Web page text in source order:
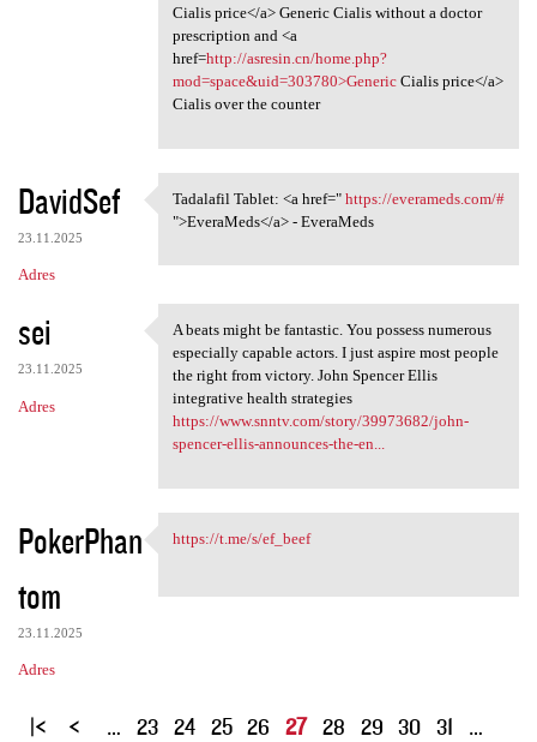
Cialis price</a> Generic Cialis without a doctor
prescription and <a
href=http://asresin.cn/home.php?
mod=space&uid=303780>GenericCialis price</a>
Cialis over the counter
DavidSef
23.11.2025
Adres
Tadalafil Tablet: <a href="
Tadalafil Tablet: <a href=" https://everameds.com/#
">EveraMeds</a> - EveraMeds
sei
23.11.2025
Adres
A beats might be fantastic.
A beats might be fantastic. You possess numerous
especially capable actors. I just aspire most people
the right from victory. John Spencer Ellis
integrative health strategies
https://www.snntv.com/story/39973682/john-
spencer-ellis-announces-the-en...
PokerPhan
tom
23.11.2025
Adres
https://t.me/s/ef_beef
https://t.me/s/ef_beef
S
… 23 24 25 26 27 28 29 30 31 …